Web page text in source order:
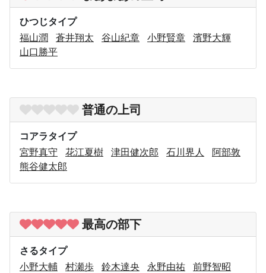
ひつじタイプ
福山潤
蒼井翔太 谷山紀章 小野賢章
濱野大輝
山口勝平
普通の上司
コアラタイプ
宮野真守
花江夏樹 津田健次郎 石川界人
阿部敦
熊谷健太郎
最高の部下
さるタイプ
小野大輔
村瀬歩 鈴木達央 永野由祐
前野智昭